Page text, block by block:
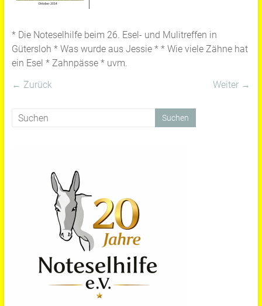
* Die Noteselhilfe beim 26. Esel- und Mulitreffen in
Gütersloh * Was wurde aus Jessie * * Wie viele Zähne hat
ein Esel * Zahnpässe * uvm.
← Zurück
Weiter →